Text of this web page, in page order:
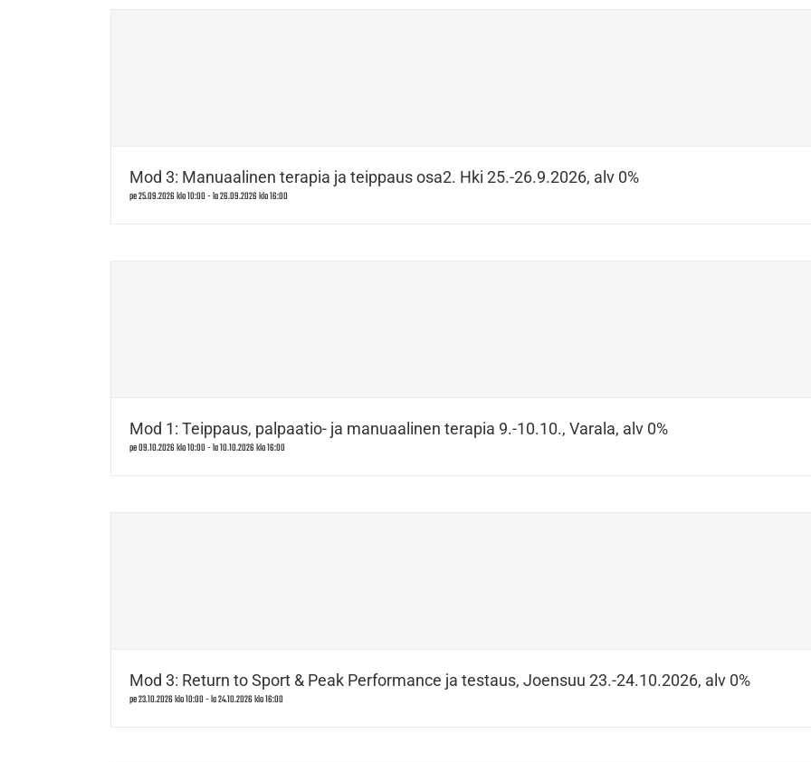
Mod 3: Manuaalinen terapia ja teippaus osa2. Hki 25.-26.9.2026, alv 0%
pe 25.09.2026 klo 10:00-la 26.09.2026 klo 16:00
Mod 1: Teippaus, palpaatio- ja manuaalinen terapia 9.-10.10., Varala, alv 0%
pe 09.10.2026 klo 10:00-la 10.10.2026 klo 16:00
Mod 3: Return to Sport & Peak Performance ja testaus, Joensuu 23.-24.10.2026, alv 0%
pe 23.10.2026 klo 10:00-la 24.10.2026 klo 16:00